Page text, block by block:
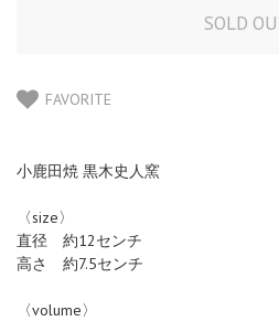
FAVORITE
小鹿田焼 黒木史人窯
〈size〉
直径 約12センチ
高さ 約7.5センチ
〈volume〉